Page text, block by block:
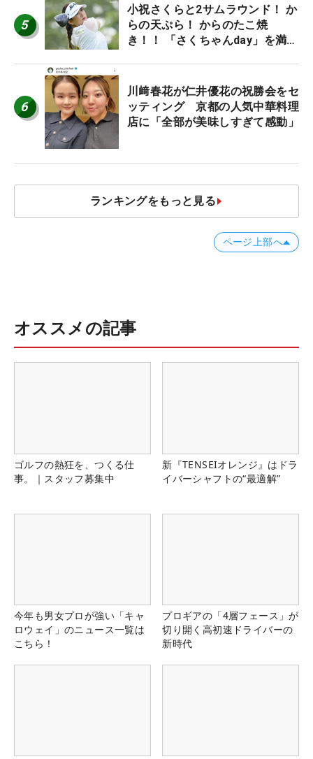
5
小祝さくらと2サムラウンド！ か
らの天ぷら！ からのたこ焼
き！！ 「さくちゃんday」を満喫
6
川﨑春花が仁井優花の祝勝会をセ
ッティング 京都の人気中華料理
店に「全部が美味しすぎて感動」
ランキングをもっと見る
ページ上部へ
オススメの記事
ゴルフの熱狂を、つくる仕
事。｜スタッフ募集中
新『TENSEIオレンジ』はドラ
イバーシャフトの“最適解”
今年も男女プロが強い「キャ
ロウェイ」のニュース一覧は
こちら！
プロギアの「4層フェース」が
切り開く高初速ドライバーの
新時代